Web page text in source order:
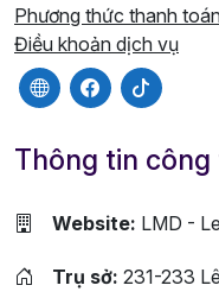
Phương thức thanh
Điều khoản dịch vụ
Thông tin
Website: LMD -
Trụ sở: 231-233